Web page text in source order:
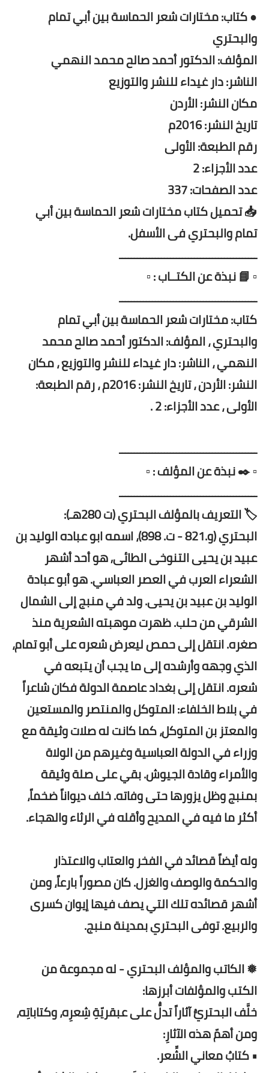
● كتاب: مختارات شعر الحماسة بين أبي تمام
والبحتري
المؤلف: الدكتور أحمد صالح محمد النهمي
الناشر: دار غيداء للنشر والتوزيع
مكان النشر: الأردن
تاريخ النشر: 2016م
رقم الطبعة: الأولى
عدد الأجزاء: 2
عدد الصفحات: 337
📥 تحميل كتاب مختارات شعر الحماسة بين أبي
تمام والبحتري فى الأسفل.
ــــــــــــــــــــــــــــــــــــــــــــــ
▫️ 📘 نبذة عن الكتــاب : ▫️
ــــــــــــــــــــــــــــــــــــــــــــــ
كتاب: مختارات شعر الحماسة بين أبي تمام
والبحتري ، المؤلف: الدكتور أحمد صالح محمد
النهمي،الناشر: دار غيداء للنشر والتوزيع،مكان
النشر: الأردن،تاريخ النشر: 2016م ،رقم الطبعة:
الأولى،عدد الأجزاء: 2 .
ــــــــــــــــــــــــــــــــــــــــــــــ
▫️ ✒️ نبذة عن المؤلف : ▫️
ــــــــــــــــــــــــــــــــــــــــــــــ
🏷️ التعريف بالمؤلف البحتري (ت 280هـ):
البحتري‏ (و.821 - ت. 898)، اسمه ابو عباده الوليد بن
عبيد بن يحيى التنوخى الطائى, هو أحد أشهر
الشعراء العرب في العصر العباسي. هو أبو عبادة
الوليد بن عبيد بن يحيى. ولد في منبج إلى الشمال
الشرقي من حلب. ظهرت موهبته الشعرية منذ
صغره. انتقل إلى حمص ليعرض شعره على أبو تمام،
الذي وجهه وأرشده إلى ما يجب أن يتبعه في
شعره. انتقل إلى بغداد عاصمة الدولة فكان شاعراً
في بلاط الخلفاء: المتوكل والمنتصر والمستعين
والمعتز بن المتوكل، كما كانت له صلات وثيقة مع
وزراء في الدولة العباسية وغيرهم من الولاة
والأمراء وقادة الجيوش. بقي على صلة وثيقة
بمنبج وظل يزورها حتى وفاته. خلف ديواناً ضخماً،
أكثر ما فيه في المديح وأقله في الرثاء والهجاء.
وله أيضاً قصائد في الفخر والعتاب والاعتذار
والحكمة والوصف والغزل. كان مصوراً بارعاً، ومن
أشهر قصائده تلك التي يصف فيها إيوان كسرى
والربيع. توفى البحتري بمدينة منبج.
❅ الكاتب والمؤلف البحتري - له مجموعة من
الكتب والمؤلفات أبرزها:
خلَّف البحتريُّ آثاراً تدلُّ على عبقريّةِ شِعرِه، وكتاباتِه،
ومن أهمّ هذه الآثارِ:
• كتابُ معاني الشِّعر.